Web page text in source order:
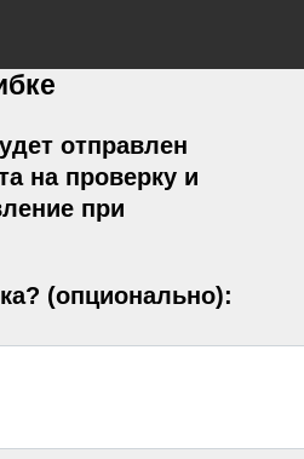
отправлен
на проверку и
при
(опционально):